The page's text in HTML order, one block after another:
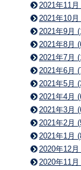
2021年11月
2021年10月
2021年9月
2021年8月
2021年7月
2021年6月
2021年5月
2021年4月
2021年3月
2021年2月
2021年1月
2020年12月
2020年11月